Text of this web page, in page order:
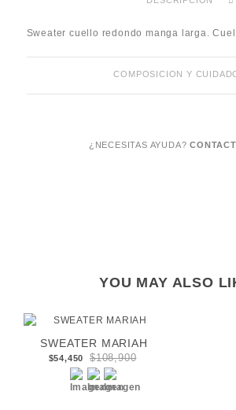
Sweater cuello redondo manga larga.
COMPOSICION Y
¿NECESITAS AYUDA?
YOU MAY ALSO
SWEATER MARIAH
$54,450 $108,900